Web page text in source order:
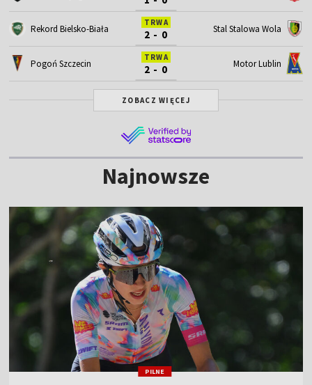
Rekord Bielsko-Biała
TRWA
2 - 0 Stal Stalowa Wola
Pogoń Szczecin
TRWA
2 - 0 Motor Lublin
ZOBACZ WIĘCEJ
Najnowsze
PILNE